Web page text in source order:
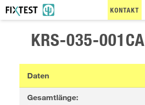
KONTAKT
KRS-035-001CA
Daten
Gesamtlänge: